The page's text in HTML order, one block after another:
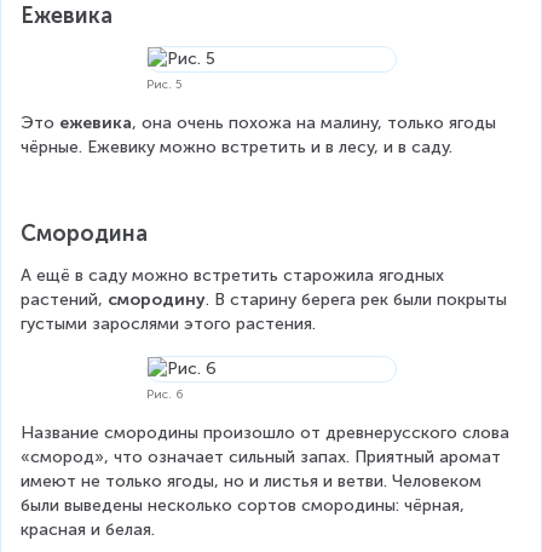
Ежевика
Рис. 5
Это ежевика, она очень похожа на малину, только ягоды
чёрные. Ежевику можно встретить и в лесу, и в саду.
Смородина
А ещё в саду можно встретить старожила ягодных
растений, смородину. В старину берега рек были покрыты
густыми зарослями этого растения.
Рис. 6
Название смородины произошло от древнерусского слова
«смород», что означает сильный запах. Приятный аромат
имеют не только ягоды, но и листья и ветви. Человеком
были выведены несколько сортов смородины: чёрная,
красная и белая.